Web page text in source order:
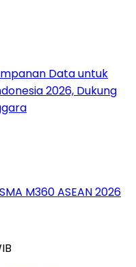
Data untuk
2026, Dukung
M360 ASEAN 2026